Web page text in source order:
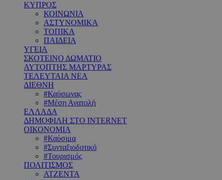
ΚΥΠΡΟΣ
ΚΟΙΝΩΝΙΑ
ΑΣΤΥΝΟΜΙΚΑ
ΤΟΠΙΚΑ
ΠΑΙΔΕΙΑ
ΥΓΕΙΑ
ΣΚΟΤΕΙΝΟ ΔΩΜΑΤΙΟ
ΑΥΤΟΠΤΗΣ ΜΑΡΤΥΡΑΣ
ΤΕΛΕΥΤΑΙΑ ΝΕΑ
ΔΙΕΘΝΗ
#Καύσωνας
#Μέση Ανατολή
ΕΛΛΑΔΑ
ΔΗΜΟΦΙΛΗ ΣΤΟ INTERNET
ΟΙΚΟΝΟΜΙΑ
#Καύσιμα
#Συνταξιοδοτικό
#Τουρισμός
ΠΟΛΙΤΙΣΜΟΣ
ΑΤΖΕΝΤΑ